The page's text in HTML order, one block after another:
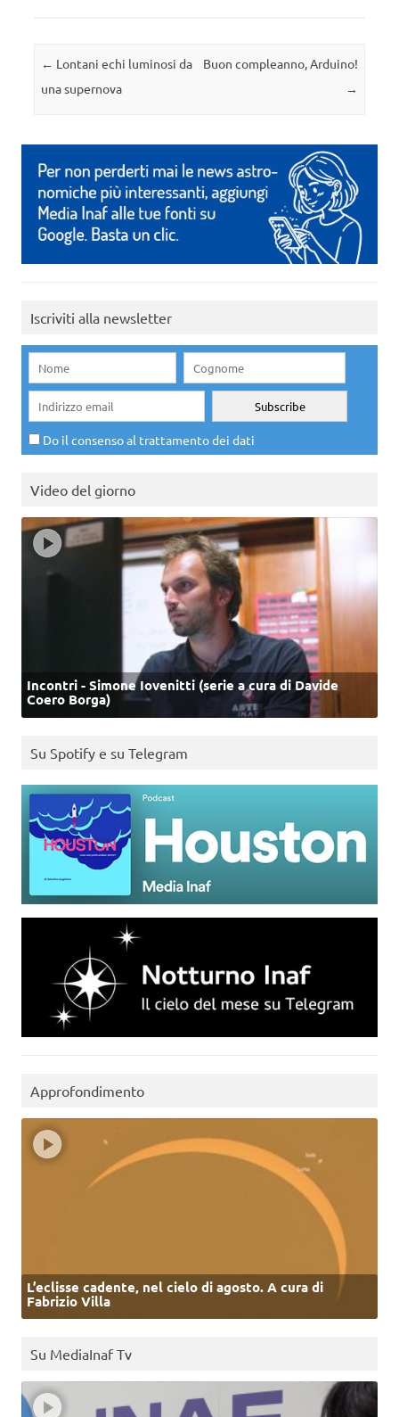
Navigazione articolo
← Lontani echi luminosi da
una supernova
Buon compleanno, Arduino!
→
Iscriviti alla newsletter
Do il consenso al trattamento dei dati
Video del giorno
Incontri - Simone Iovenitti (serie a cura di Davide
Coero Borga)
Su Spotify e su Telegram
Approfondimento
L’eclisse cadente, nel cielo di agosto. A cura di
Fabrizio Villa
Su MediaInaf Tv